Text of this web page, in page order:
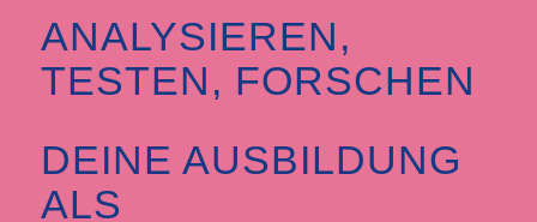
ANALYSIEREN,
TESTEN, FORSCHEN
DEINE AUSBILDUNG
ALS